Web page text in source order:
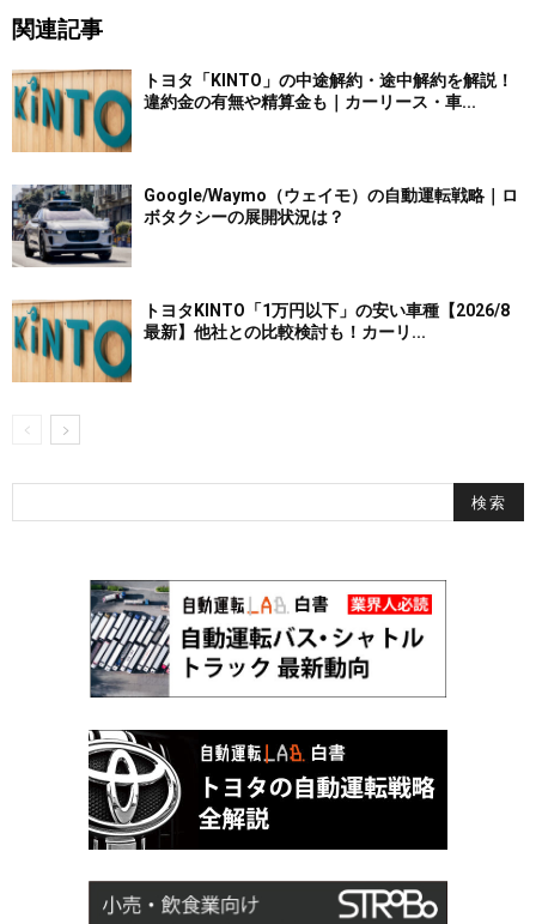
関連記事
トヨタ「KINTO」の中途解約・途中解約を解説！
違約金の有無や精算金も｜カーリース・車...
Google/Waymo（ウェイモ）の自動運転戦略｜ロ
ボタクシーの展開状況は？
トヨタKINTO「1万円以下」の安い車種【2026/8
最新】他社との比較検討も！カーリ...